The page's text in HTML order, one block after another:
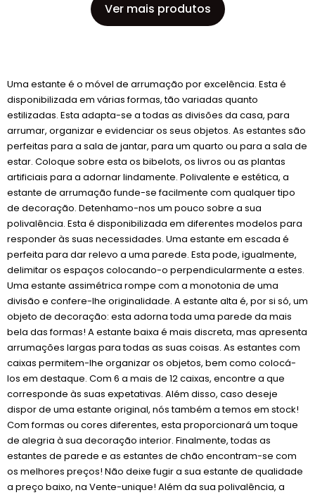
Ver mais produtos
Uma estante é o móvel de arrumação por excelência. Esta é
disponibilizada em várias formas, tão variadas quanto
estilizadas. Esta adapta-se a todas as divisões da casa, para
arrumar, organizar e evidenciar os seus objetos. As estantes são
perfeitas para a sala de jantar, para um quarto ou para a sala de
estar. Coloque sobre esta os bibelots, os livros ou as plantas
artificiais para a adornar lindamente. Polivalente e estética, a
estante de arrumação funde-se facilmente com qualquer tipo
de decoração. Detenhamo-nos um pouco sobre a sua
polivalência. Esta é disponibilizada em diferentes modelos para
responder às suas necessidades. Uma estante em escada é
perfeita para dar relevo a uma parede. Esta pode, igualmente,
delimitar os espaços colocando-o perpendicularmente a estes.
Uma estante assimétrica rompe com a monotonia de uma
divisão e confere-lhe originalidade. A estante alta é, por si só, um
objeto de decoração: esta adorna toda uma parede da mais
bela das formas! A estante baixa é mais discreta, mas apresenta
arrumações largas para todas as suas coisas. As estantes com
caixas permitem-lhe organizar os objetos, bem como colocá-
los em destaque. Com 6 a mais de 12 caixas, encontre a que
corresponde às suas expetativas. Além disso, caso deseje
dispor de uma estante original, nós também a temos em stock!
Com formas ou cores diferentes, esta proporcionará um toque
de alegria à sua decoração interior. Finalmente, todas as
estantes de parede e as estantes de chão encontram-se com
os melhores preços! Não deixe fugir a sua estante de qualidade
a preço baixo, na Vente-unique! Além da sua polivalência, a